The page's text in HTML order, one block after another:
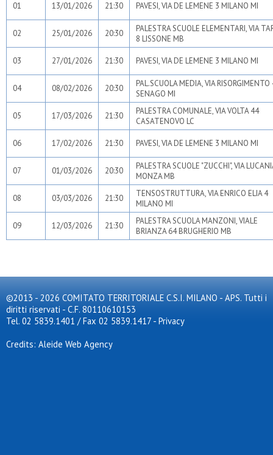
01 13/01/2026 21:30 PAVESI, VIA DE LEMENE 3 MILANO MI
02 25/01/2026 20:30
PALESTRA SCUOLE ELEMENTARI, VIA
8 LISSONE MB
03 27/01/2026 21:30 PAVESI, VIA DE LEMENE 3 MILANO MI
04 08/02/2026 20:30
PAL.SCUOLA MEDIA, VIA RISORGIMENTO
SENAGO MI
05 17/03/2026 21:30
PALESTRA COMUNALE, VIA VOLTA 44
CASATENOVO LC
06 17/02/2026 21:30 PAVESI, VIA DE LEMENE 3 MILANO MI
07 01/03/2026 20:30
PALESTRA SCUOLE "ZUCCHI", VIA
MONZA MB
08 03/03/2026 21:30
TENSOSTRUTTURA, VIA ENRICO ELIA 4
MILANO MI
09 12/03/2026 21:30
PALESTRA SCUOLA MANZONI, VIALE
BRIANZA 64 BRUGHERIO MB
©2013 - 2026 COMITATO TERRITORIALE C.S.I. MILANO - APS. Tutti i
diritti riservati - C.F. 80110610153
Tel. 02 5839.1401 / Fax 02 5839.1417 - Privacy
Credits: Aleide Web Agency